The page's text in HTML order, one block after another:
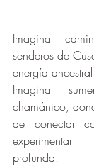
Imagina
senderos de
energía
Imagina
chamánico,
de conectar
profunda.